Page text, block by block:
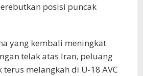
posisi puncak
yang kembali meningkat
telak atas Iran, peluang
melangkah di U-18 AVC